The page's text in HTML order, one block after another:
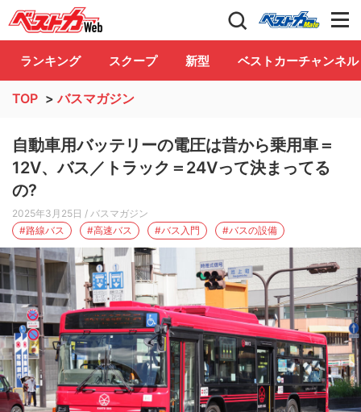
自動車情報誌「ベストカー」 Club
ランキング スクープ 新型 ベストカーチャンネル
TOP >バスマガジン
自動車用バッテリーの電圧は昔から乗用車＝
12V、バス／トラック＝24Vって決まってる
の?
2025年3月25日 / バスマガジン
#路線バス
#高速バス #バス入門 #バスの設備